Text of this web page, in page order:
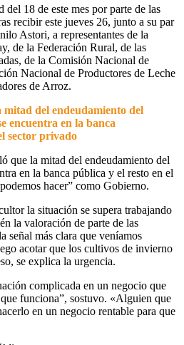
del 18 de este mes por parte de las
recibir este jueves 26, junto a su par
Astori, a representantes de la
de la Federación Rural, de las
de la Comisión Nacional de
Nacional de Productores de Leche
de Arroz.
mitad del endeudamiento del
encuentra en la banca
sector privado
que la mitad del endeudamiento del
en la banca pública y el resto en el
hacer” como Gobierno.
la situación se supera trabajando
la valoración de parte de las
señal más clara que veníamos
acotar que los cultivos de invierno
se explica la urgencia.
complicada en un negocio que
funciona”, sostuvo. «Alguien que
en un negocio rentable para que